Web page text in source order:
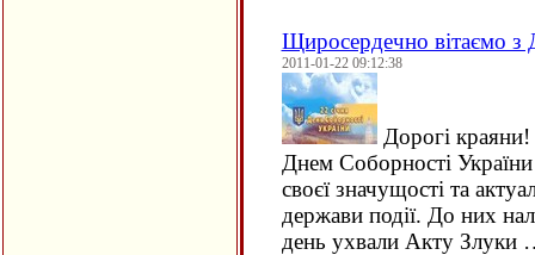
Щиросердечно вітаємо з
2011-01-22 09:12:38
Дорогі краяни!
Днем Соборності
своєї значущості та
держави події. До них
день ухвали Акту Злуки